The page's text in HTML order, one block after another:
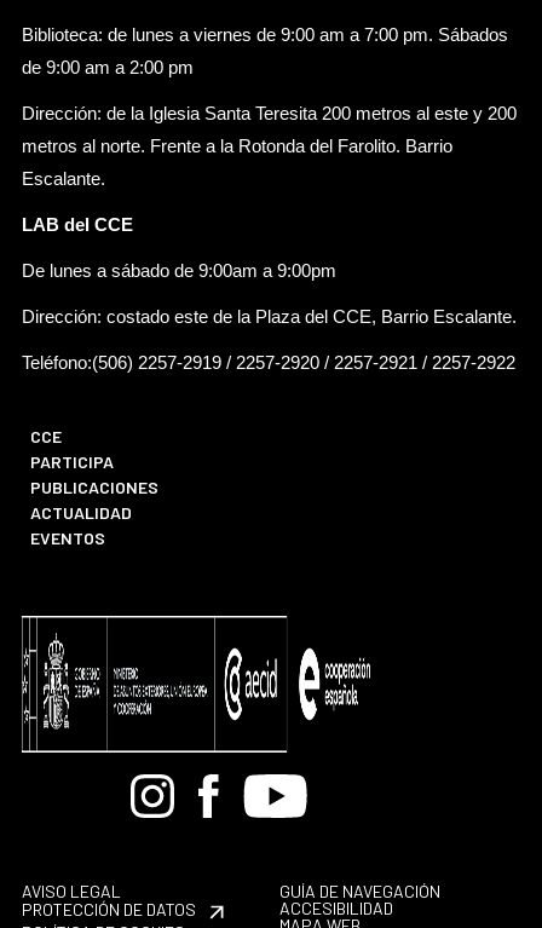
Biblioteca: de lunes a viernes de 9:00 am a 7:00 pm. Sábados
de 9:00 am a 2:00 pm
Dirección: de la Iglesia Santa Teresita 200 metros al este y 200
metros al norte. Frente a la Rotonda del Farolito. Barrio
Escalante.
LAB del CCE
De lunes a sábado de 9:00am a 9:00pm
Dirección: costado este de la Plaza del CCE, Barrio Escalante.
Teléfono:(506) 2257-2919 / 2257-2920 / 2257-2921 / 2257-2922
CCE
PARTICIPA
PUBLICACIONES
ACTUALIDAD
EVENTOS
BandcampInstagramFacebook
Youtube
AVISO LEGAL
PROTECCIÓN DE DATOS
GUÍA DE NAVEGACIÓN
ACCESIBILIDAD